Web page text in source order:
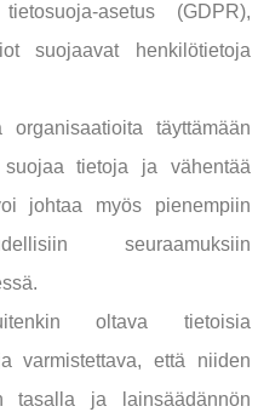
asetus (GDPR),
suojaavat henkilötietoja
täyttämään
tietoja ja vähentää
johtaa myös pienempiin
seuraamuksiin
oltava tietoisia
varmistettava, että niiden
tasalla ja lainsäädännön